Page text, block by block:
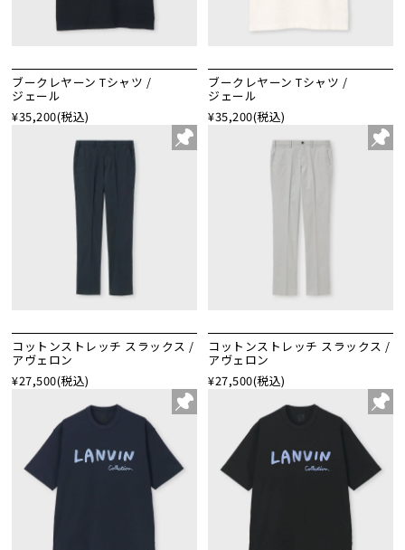
ブークレヤーン Tシャツ /
ジェール
¥35,200(税込)
ブークレヤーン Tシャツ /
ジェール
¥35,200(税込)
コットンストレッチ スラックス /
アヴェロン
¥27,500(税込)
コットンストレッチ スラックス /
アヴェロン
¥27,500(税込)